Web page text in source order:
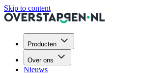
Skip to content
Producten
Over ons
Nieuws